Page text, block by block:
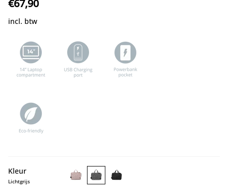
€67,90
incl. btw
Kleur
Lichtgrijs
VACALLOVACALLO